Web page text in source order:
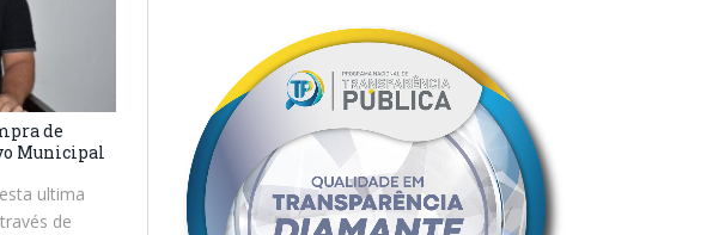
de
Municipal
ultima
de